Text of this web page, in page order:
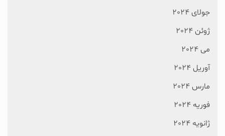
جولای 2024
ژوئن 2024
می 2024
آوریل 2024
مارس 2024
فوریه 2024
ژانویه 2024